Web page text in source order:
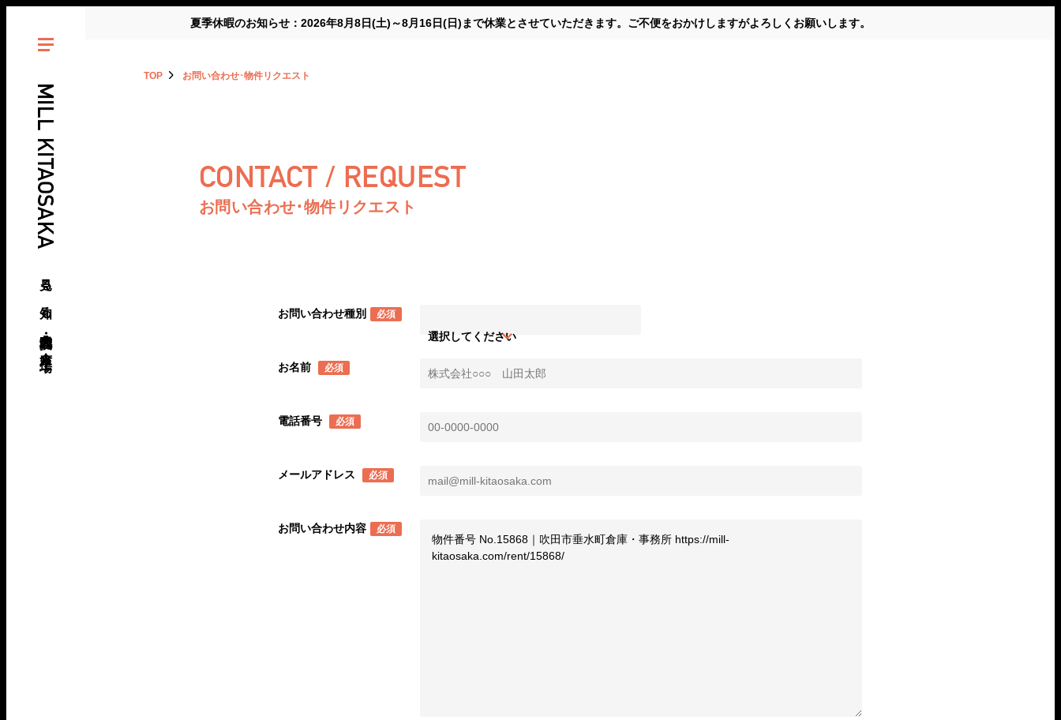
夏季休暇のお知らせ：2026年8月8日(土)～8月16日(日)まで休業とさせていただきます。ご不便をおかけしますがよろしくお願いします。
MILL KITAOSAKA
見る、知る、北大阪・北摂の倉庫･工場
TOP お問い合わせ･物件リクエスト
CONTACT / REQUEST
お問い合わせ･物件リクエスト
お問い合わせ種別 必須
選択してください
お名前 必須
電話番号 必須
メールアドレス 必須
お問い合わせ内容 必須